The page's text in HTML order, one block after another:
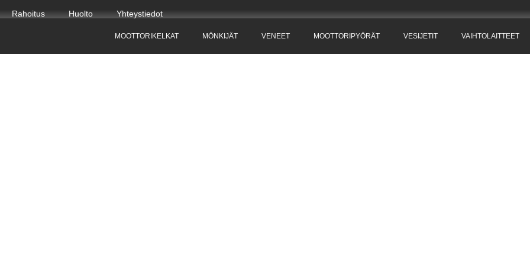
Rahoitus Huolto Yhteystiedot
MOOTTORIKELKAT MÖNKIJÄT VENEET MOOTTORIPYÖRÄT VESIJETIT VAIHTOLAITTEET